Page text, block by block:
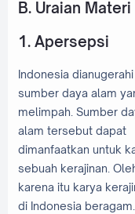
B. Uraian Materi
1. Apersepsi
Indonesia dianugerahi
sumber daya alam
melimpah. Sumber
alam tersebut dapat
dimanfaatkan untuk
sebuah kerajinan.
karena itu karya
di Indonesia beragam.